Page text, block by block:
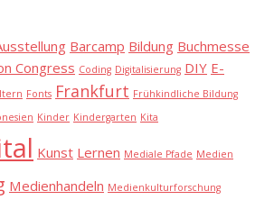
Barcamp Bildung Buchmesse
Congress Coding Digitalisierung DIY E-
Fonts Frankfurt Frühkindliche Bildung
Kinder Kindergarten Kita
Kunst Lernen Mediale Pfade Medien
Medienhandeln Medienkulturforschung